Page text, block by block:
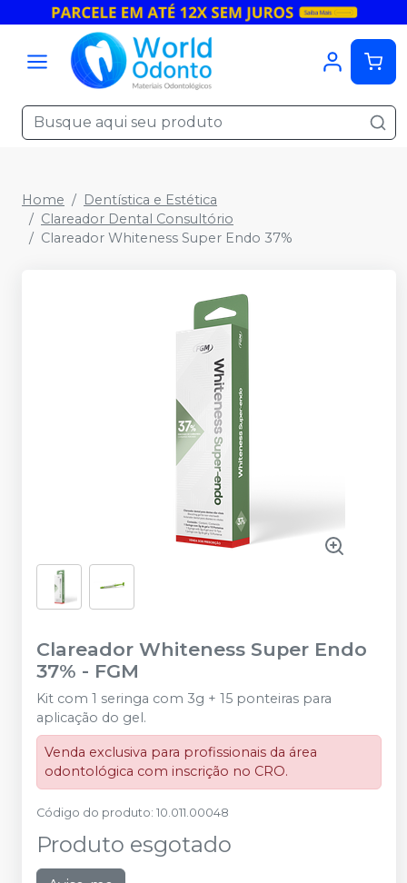
Home
Dentística e Estética
Clareador Dental Consultório
Clareador Whiteness Super Endo 37%
Clareador Whiteness Super Endo
37% - FGM
Kit com 1 seringa com 3g + 15 ponteiras para
aplicação do gel.
Venda exclusiva para profissionais da área
odontológica com inscrição no CRO.
Código do produto: 10.011.00048
Produto esgotado